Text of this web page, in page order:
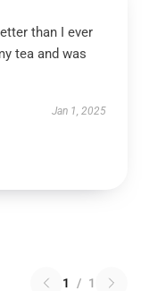
than I ever
tea and was
Jan 1, 2025
1 / 1